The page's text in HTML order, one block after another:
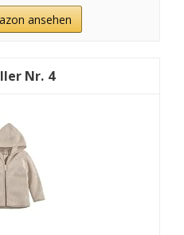
ansehen
4